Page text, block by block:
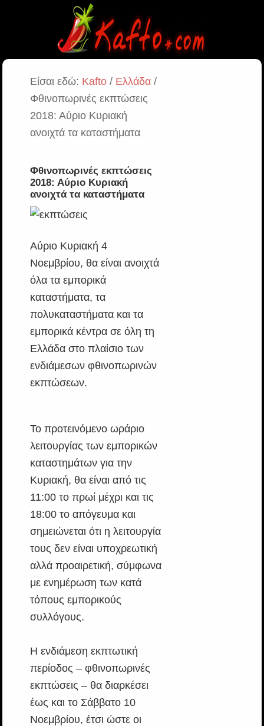
Είσαι εδώ: Kafto/ Ελλάδα/
Φθινοπωρινές εκπτώσεις
2018: Αύριο Κυριακή
ανοιχτά τα καταστήματα
Φθινοπωρινές εκπτώσεις
2018: Αύριο Κυριακή
ανοιχτά τα καταστήματα
Αύριο Κυριακή 4
Νοεμβρίου, θα είναι ανοιχτά
όλα τα εμπορικά
καταστήματα, τα
πολυκαταστήματα και τα
εμπορικά κέντρα σε όλη τη
Ελλάδα στο πλαίσιο των
ενδιάμεσων φθινοπωρινών
εκπτώσεων.
Το προτεινόμενο ωράριο
λειτουργίας των εμπορικών
καταστημάτων για την
Κυριακή, θα είναι από τις
11:00 το πρωί μέχρι και τις
18:00 το απόγευμα και
σημειώνεται ότι η λειτουργία
τους δεν είναι υποχρεωτική
αλλά προαιρετική, σύμφωνα
με ενημέρωση των κατά
τόπους εμπορικούς
συλλόγους.
Η ενδιάμεση εκπτωτική
περίοδος – φθινοπωρινές
εκπτώσεις – θα διαρκέσει
έως και το Σάββατο 10
Νοεμβρίου, έτσι ώστε οι